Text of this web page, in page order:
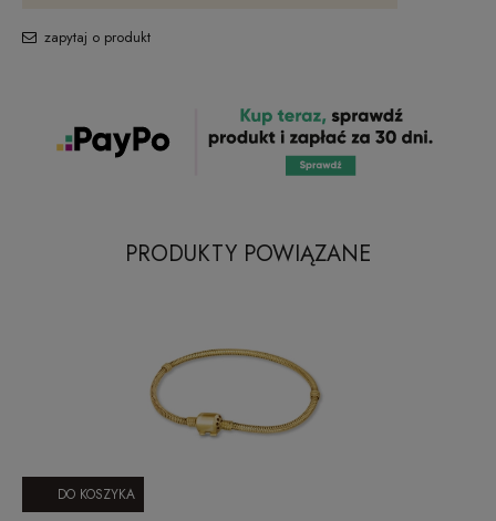
zapytaj o produkt
PRODUKTY POWIĄZANE
DO KOSZYKA